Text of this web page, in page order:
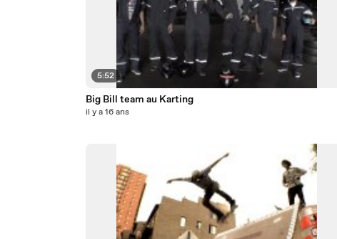
5:52
Big Bill team au Karting
il y a 16 ans